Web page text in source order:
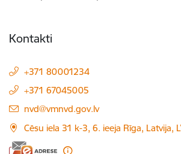
Kontakti
+371 80001234
+371 67045005
E-pasts:
nvd@vmnvd.gov.lv
Cēsu iela 31 k-3, 6. ieeja Rīga, Latvija,